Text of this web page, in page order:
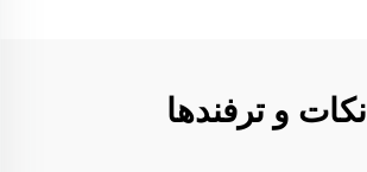
نکات و ترفندها